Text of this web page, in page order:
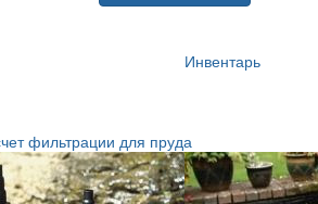
Инвентарь
фильтрации для пруда